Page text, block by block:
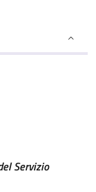
Servizio